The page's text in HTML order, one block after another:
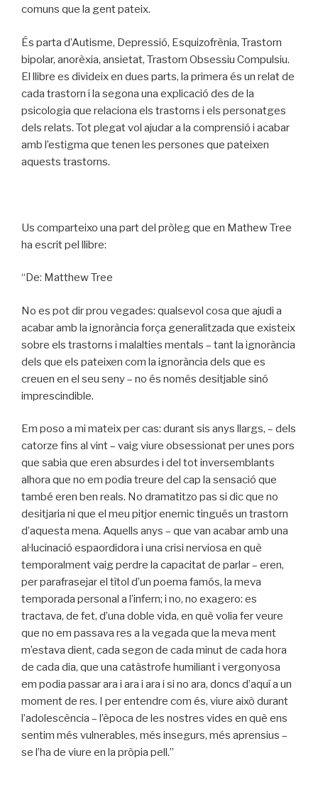
comuns que la gent pateix.
És parta d’Autisme, Depressió, Esquizofrènia, Trastorn
bipolar, anorèxia, ansietat, Trastorn Obsessiu Compulsiu.
El llibre es divideix en dues parts, la primera és un relat de
cada trastorn i la segona una explicació des de la
psicologia que relaciona els trastorns i els personatges
dels relats. Tot plegat vol ajudar a la comprensió i acabar
amb l’estigma que tenen les persones que pateixen
aquests trastorns.
Us comparteixo una part del pròleg que en Mathew Tree
ha escrit pel llibre:
“De: Matthew Tree
No es pot dir prou vegades: qualsevol cosa que ajudi a
acabar amb la ignorància força generalitzada que existeix
sobre els trastorns i malalties mentals – tant la ignorància
dels que els pateixen com la ignorància dels que es
creuen en el seu seny – no és només desitjable sinó
imprescindible.
Em poso a mi mateix per cas: durant sis anys llargs, – dels
catorze fins al vint – vaig viure obsessionat per unes pors
que sabia que eren absurdes i del tot inversemblants
alhora que no em podia treure del cap la sensació que
també eren ben reals. No dramatitzo pas si dic que no
desitjaria ni que el meu pitjor enemic tingués un trastorn
d’aquesta mena. Aquells anys – que van acabar amb una
al·lucinació espaordidora i una crisi nerviosa en què
temporalment vaig perdre la capacitat de parlar – eren,
per parafrasejar el tìtol d’un poema famós, la meva
temporada personal a l’infern; i no, no exagero: es
tractava, de fet, d’una doble vida, en què volia fer veure
que no em passava res a la vegada que la meva ment
m’estava dient, cada segon de cada minut de cada hora
de cada dia, que una catàstrofe humiliant i vergonyosa
em podia passar ara i ara i ara i si no ara, doncs d’aquí a un
moment de res. I per entendre com és, viure això durant
l’adolescència – l’època de les nostres vides en què ens
sentim més vulnerables, més insegurs, més aprensius –
se l’ha de viure en la pròpia pell.”